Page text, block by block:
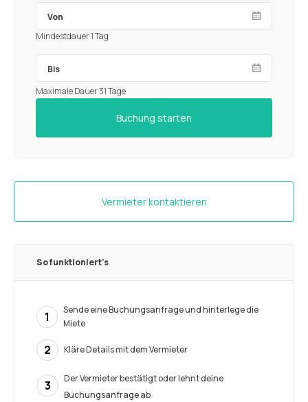
Mindestdauer 1 Tag
Maximale Dauer 31 Tage
Buchung starten
Vermieter kontaktieren
So funktioniert's
1
Sende eine Buchungsanfrage und hinterlege die
Miete
2 Kläre Details mit dem Vermieter
3
Der Vermieter bestätigt oder lehnt deine
Buchungsanfrage ab